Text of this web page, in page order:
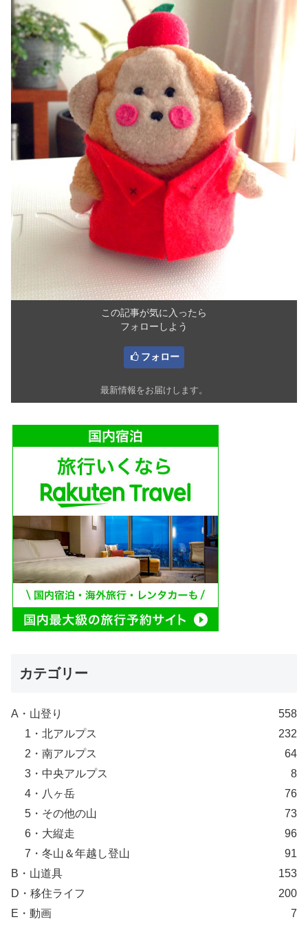
この記事が気に入ったら
フォローしよう
フォロー
最新情報をお届けします。
カテゴリー
A・山登り
558
1・北アルプス
232
2・南アルプス
64
3・中央アルプス
8
4・八ヶ岳
76
5・その他の山
73
6・大縦走
96
7・冬山＆年越し登山
91
B・山道具
153
D・移住ライフ
200
E・動画
7